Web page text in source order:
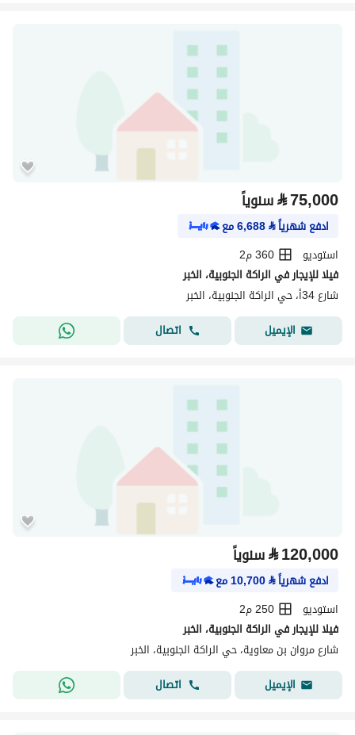
⃁75,000 سنوياً
ادفع شهرياً⃁
6,688مع
استوديو
360 م2
فيلا للإيجار في الراكة الجنوبية، الخبر
شارع 34أ، حي الراكة الجنوبية، الخبر
الإيميل
اتصال
⃁120,000 سنوياً
ادفع شهرياً⃁
10,700مع
استوديو
250 م2
فيلا للإيجار في الراكة الجنوبية، الخبر
شارع مروان بن معاوية، حي الراكة الجنوبية، الخبر
الإيميل
اتصال